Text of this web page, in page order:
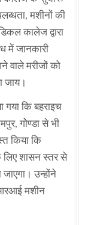
मशीनों की
कालेज द्वारा
में जानकारी
वाले मरीजों को
जाय।
गया कि बहराइच
गोेण्डा से भी
किया कि
शासन स्तर से
उन्होंने
मशीन